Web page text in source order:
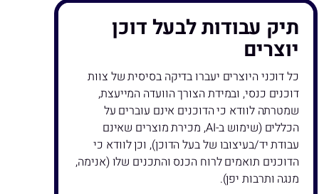
תיק עבודות לבעל דוכן
יוצרים
כל דוכני היוצרים יעברו בדיקה בסיסית של צוות
דוכנים כנסי, ובמידת הצורך הוועדה המייעצת,
שמטרתה לוודא כי הדוכנים אינם עוברים על
הכללים (שימוש ב-AI, מכירת מוצרים שאינם
עבודת יד/בעיצובו של בעל הדוכן), וכן לוודא כי
הדוכנים תואמים לרוח הכנס והתכנים שלו (אנימה,
מנגה ותרבות יפן).